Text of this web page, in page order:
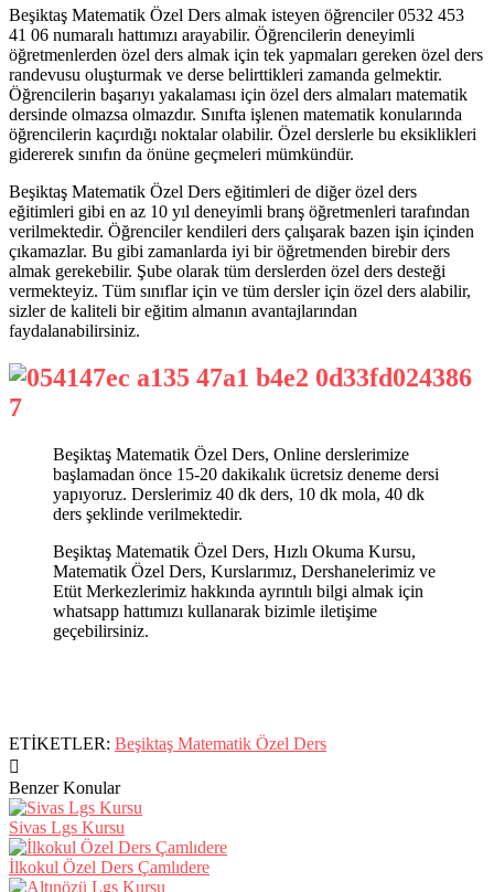
Beşiktaş Matematik Özel Ders almak isteyen öğrenciler 0532 453
41 06 numaralı hattımızı arayabilir. Öğrencilerin deneyimli
öğretmenlerden özel ders almak için tek yapmaları gereken özel ders
randevusu oluşturmak ve derse belirttikleri zamanda gelmektir.
Öğrencilerin başarıyı yakalaması için özel ders almaları matematik
dersinde olmazsa olmazdır. Sınıfta işlenen matematik konularında
öğrencilerin kaçırdığı noktalar olabilir. Özel derslerle bu eksiklikleri
gidererek sınıfın da önüne geçmeleri mümkündür.
Beşiktaş Matematik Özel Ders eğitimleri de diğer özel ders
eğitimleri gibi en az 10 yıl deneyimli branş öğretmenleri tarafından
verilmektedir. Öğrenciler kendileri ders çalışarak bazen işin içinden
çıkamazlar. Bu gibi zamanlarda iyi bir öğretmenden birebir ders
almak gerekebilir. Şube olarak tüm derslerden özel ders desteği
vermekteyiz. Tüm sınıflar için ve tüm dersler için özel ders alabilir,
sizler de kaliteli bir eğitim almanın avantajlarından
faydalanabilirsiniz.
Beşiktaş Matematik Özel Ders, Online derslerimize
başlamadan önce 15-20 dakikalık ücretsiz deneme dersi
yapıyoruz. Derslerimiz 40 dk ders, 10 dk mola, 40 dk
ders şeklinde verilmektedir.
Beşiktaş Matematik Özel Ders, Hızlı Okuma Kursu,
Matematik Özel Ders, Kurslarımız, Dershanelerimiz ve
Etüt Merkezlerimiz hakkında ayrıntılı bilgi almak için
whatsapp hattımızı kullanarak bizimle iletişime
geçebilirsiniz.
ETİKETLER: Beşiktaş Matematik Özel Ders
Benzer Konular
Sivas Lgs Kursu
İlkokul Özel Ders Çamlıdere